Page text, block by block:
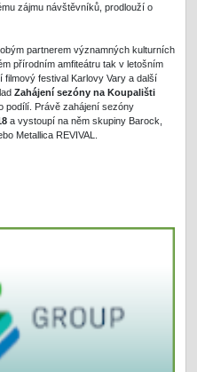
zájmu návštěvníků, prodlouží o
partnerem významných kulturních
přírodním amfiteátru tak v letošním
festival Karlovy Vary a další
Zahájení sezóny na Koupališti
podílí. Právě zahájení sezóny
a vystoupí na něm skupiny Barock,
Metallica REVIVAL.